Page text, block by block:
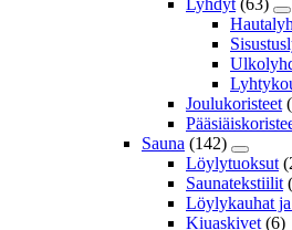
Lyhdyt (63)
Joulukoristeet
Sauna (142)
Löylytuoksut
Saunatekstiilit
Löylykauhat
Kiuaskivet (6)